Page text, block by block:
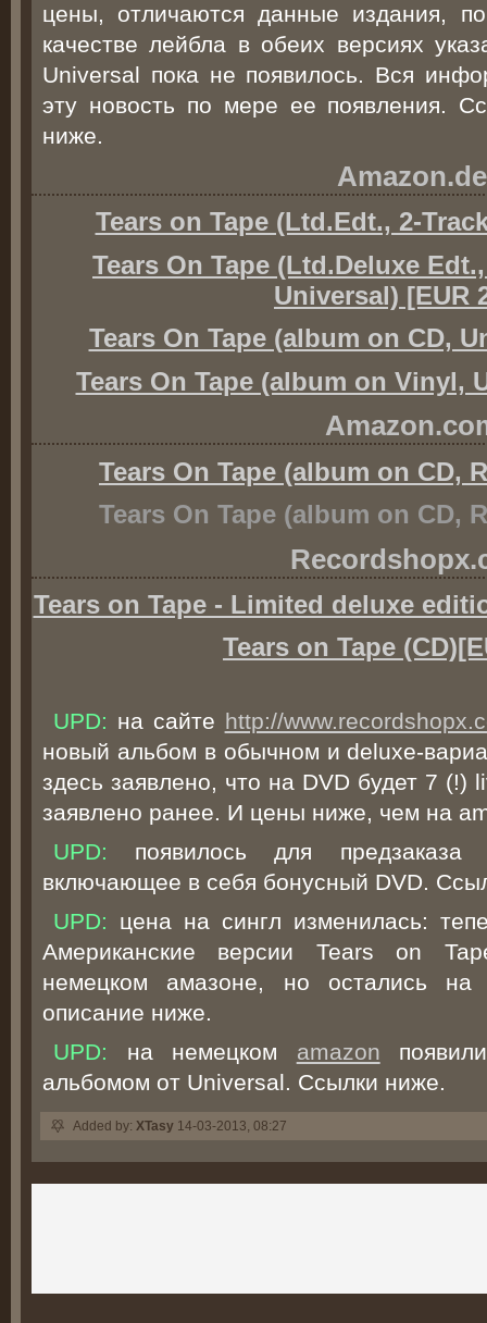
цены, отличаются данные издания,
качестве лейбла в обеих версиях
Universal пока не появилось. Вся
эту новость по мере ее появления.
ниже.
Amazon.de
Tears on Tape (Ltd.Edt., 2-
Tears On Tape (Ltd.Deluxe
Universal) [EUR
Tears On Tape (album on CD,
Tears On Tape (album on Vinyl,
Tears On Tape (album on CD,
Tears On Tape (album on CD,
Tears on Tape - Limited deluxe
Tears on Tape
UPD: на сайте http://
новый альбом в обычном и deluxe-
здесь заявлено, что на DVD будет 7 (!)
заявлено ранее. И цены ниже, чем на
UPD: появилось для предзаказа
включающее в себя бонусный DVD.
UPD: цена на сингл изменилась:
Американские версии Tears on
немецком амазоне, но остались на
описание ниже.
UPD: на немецком amazon
альбомом от Universal. Ссылки ниже.
Added by: XTasy 14-03-2013, 08:27